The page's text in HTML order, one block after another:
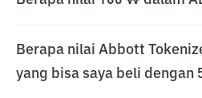
Berapa nilai Abbott
yang bisa saya beli dengan